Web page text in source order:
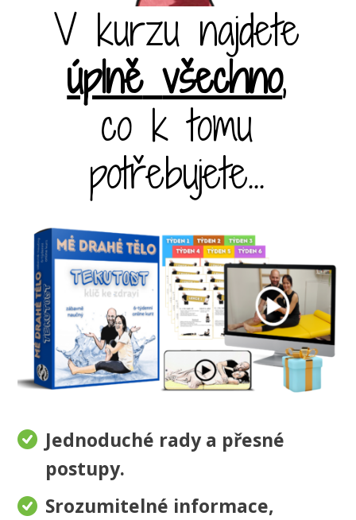
V kurzu najdete
úplně všechno,
co k tomu
potřebujete...
Jednoduché rady a přesné
postupy.
Srozumitelné informace,